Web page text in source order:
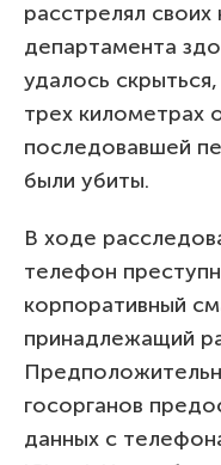
расстрелял
департамента
удалось
трех километрах
последовавшей
были убиты.
В ходе
телефон
корпоративный
принадлежащий
госорганов
данных с